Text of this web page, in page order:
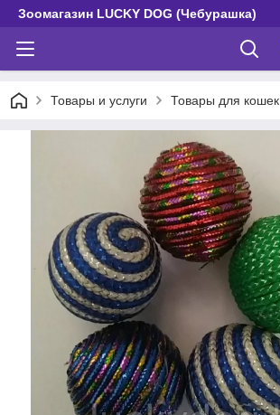
Зоомагазин LUCKY DOG (Чебурашка)
Товары и услуги Товары для кошек